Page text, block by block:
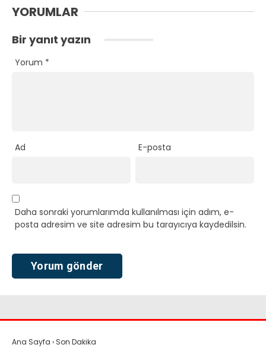
YORUMLAR
Bir yanıt yazın
Yorum *
Ad E-posta
Daha sonraki yorumlarımda kullanılması için adım, e-
posta adresim ve site adresim bu tarayıcıya kaydedilsin.
Ana Sayfa › Son Dakika